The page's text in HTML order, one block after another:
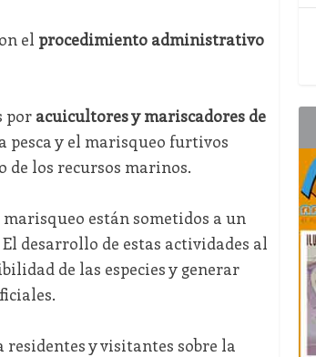
el procedimiento administrativo
por acuicultores y mariscadores de
pesca y el marisqueo furtivos
los recursos marinos.
están sometidos a un
El desarrollo de estas actividades al
de las especies y generar
y visitantes sobre la